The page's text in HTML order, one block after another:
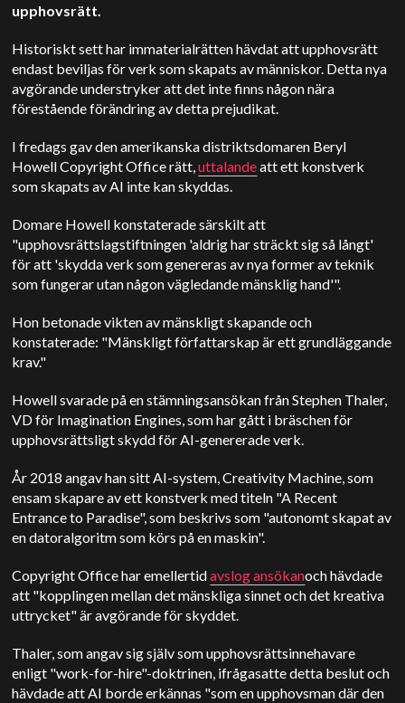
upphovsrätt.
Historiskt sett har immaterialrätten hävdat att upphovsrätt
endast beviljas för verk som skapats av människor. Detta nya
avgörande understryker att det inte finns någon nära
förestående förändring av detta prejudikat.
I fredags gav den amerikanska distriktsdomaren Beryl
Howell Copyright Office rätt,uttalandeatt ett konstverk
som skapats av AI inte kan skyddas.
Domare Howell konstaterade särskilt att
"upphovsrättslagstiftningen 'aldrig har sträckt sig så långt'
för att 'skydda verk som genereras av nya former av teknik
som fungerar utan någon vägledande mänsklig hand'".
Hon betonade vikten av mänskligt skapande och
konstaterade: "Mänskligt författarskap är ett grundläggande
krav."
Howell svarade på en stämningsansökan från Stephen Thaler,
VD för Imagination Engines, som har gått i bräschen för
upphovsrättsligt skydd för AI-genererade verk.
År 2018 angav han sitt AI-system, Creativity Machine, som
ensam skapare av ett konstverk med titeln "A Recent
Entrance to Paradise", som beskrivs som "autonomt skapat av
en datoralgoritm som körs på en maskin".
Copyright Office har emellertidavslog ansökanoch hävdade
att "kopplingen mellan det mänskliga sinnet och det kreativa
uttrycket" är avgörande för skyddet.
Thaler, som angav sig själv som upphovsrättsinnehavare
enligt "work-for-hire"-doktrinen, ifrågasatte detta beslut och
hävdade att AI borde erkännas "som en upphovsman där den